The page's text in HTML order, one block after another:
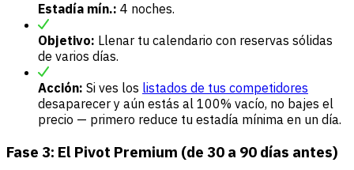
Estadía mín.: 4 noches.
Objetivo: Llenar tu calendario con reservas sólidas
de varios días.
Acción: Si ves los listados de tus competidores
desaparecer y aún estás al 100% vacío, no bajes el
precio — primero reduce tu estadía mínima en un día.
Fase 3: El Pivot Premium (de 30 a 90 días antes)